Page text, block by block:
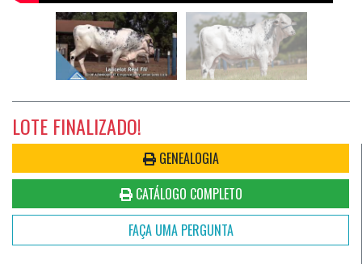
LOTE FINALIZADO!
GENEALOGIA
CATÁLOGO COMPLETO
FAÇA UMA PERGUNTA